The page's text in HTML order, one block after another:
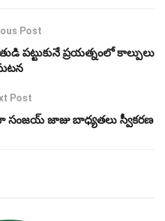
Post
ప్రయత్నంలో కాల్పులు
Post
సంజయ్ జాజు బాధ్యతలు స్వీకరణ